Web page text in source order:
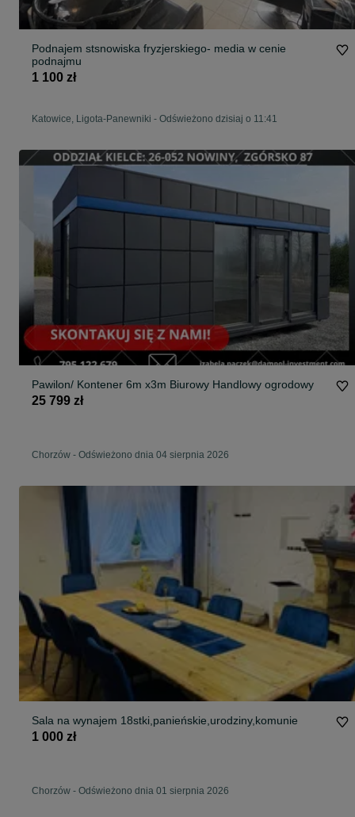
Podnajem stsnowiska fryzjerskiego- media w cenie
podnajmu
1 100 zł
Katowice, Ligota-Panewniki - Odświeżono dzisiaj o 11:41
Pawilon/ Kontener 6m x3m Biurowy Handlowy ogrodowy
25 799 zł
Chorzów - Odświeżono dnia 04 sierpnia 2026
Sala na wynajem 18stki,panieńskie,urodziny,komunie
1 000 zł
Chorzów - Odświeżono dnia 01 sierpnia 2026